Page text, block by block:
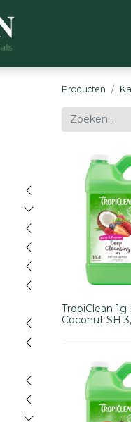
Producten
TropiClean 1g
Coconut SH